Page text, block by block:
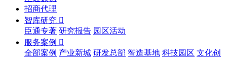
招商代理
智库研究 
臣通专著 研究报告 园区活动
服务案例 
全部案例 产业新城 研发总部 智造基地 科技园区 文化创